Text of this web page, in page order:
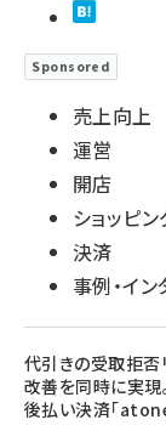
Sponsored
売上向上
運営
開店
ショッピ
決済
事例・イ
代引きの受取拒否
改善を同時に実現
後払い決済「